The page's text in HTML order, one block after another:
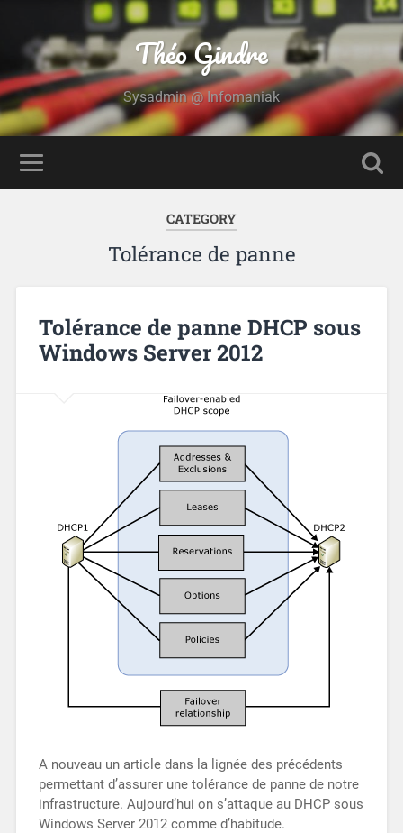
Théo Gindre
Sysadmin @ Infomaniak
CATEGORY
Tolérance de panne
Tolérance de panne DHCP sous
Windows Server 2012
A nouveau un article dans la lignée des précédents
permettant d’assurer une tolérance de panne de notre
infrastructure. Aujourd’hui on s’attaque au DHCP sous
Windows Server 2012 comme d’habitude.